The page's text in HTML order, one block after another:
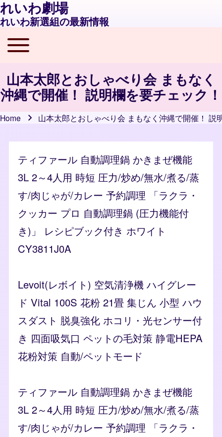
れいわ劇場
れいわ新選組の最新情報
Main navigation
Toggle main menu
山本太郎とおしゃべり会 まもなく
沖縄で開催！ 説明欄を要チェック！
Home 山本太郎とおしゃべり会 まもなく沖縄で開催！ 説
ティファール 自動調理鍋 かきまぜ機能
3L 2～4人用 時短 圧力/炒め/無水/煮る/蒸
す/肉じゃが/カレー 予約調理 「ラクラ・
クッカー プロ 自動調理鍋 (圧力機能付
き)」 レシピブック付き ホワイト
CY3811J0A
Levoit(レボイト) 空気清浄機 ハイグレー
ド Vital 100S 花粉 21畳 集じん 小型 ハウ
スダスト 脱臭強化 ホコリ・光センサー付
き 四面吸気口 ペットの毛対策 静電HEPA
花粉対策 自動/ペットモード
ティファール 自動調理鍋 かきまぜ機能
3L 2～4人用 時短 圧力/炒め/無水/煮る/蒸
す/肉じゃが/カレー 予約調理 「ラクラ・